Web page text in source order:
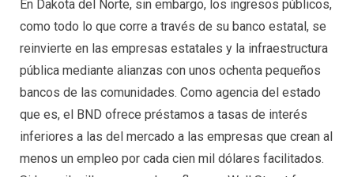
En Dakota del Norte, sin embargo, los ingresos públicos,
como todo lo que corre a través de su banco estatal, se
reinvierte en las empresas estatales y la infraestructura
pública mediante alianzas con unos ochenta pequeños
bancos de las comunidades. Como agencia del estado
que es, el BND ofrece préstamos a tasas de interés
inferiores a las del mercado a las empresas que crean al
menos un empleo por cada cien mil dólares facilitados.